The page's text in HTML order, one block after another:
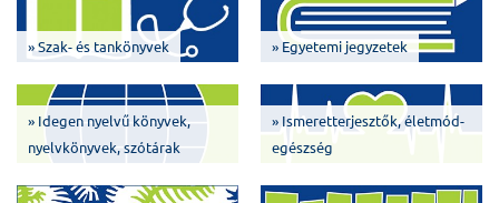
» Szak- és tankönyvek » Egyetemi jegyzetek
» Idegen nyelvű könyvek,
nyelvkönyvek, szótárak
» Ismeretterjesztők, életmód-
egészség